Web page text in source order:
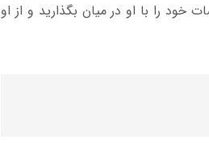
را با او در میان بگذارید و از او